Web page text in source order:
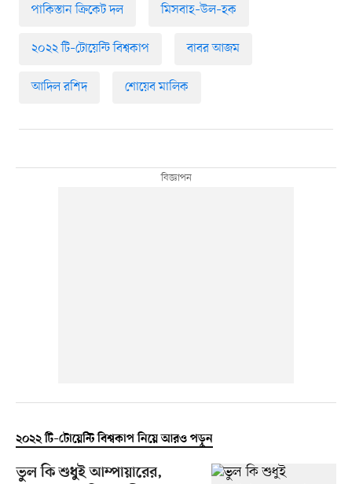
পাকিস্তান ক্রিকেট দল মিসবাহ–উল–হক
২০২২ টি–টোয়েন্টি বিশ্বকাপ বাবর আজম
আদিল রশিদ শোয়েব মালিক
২০২২ টি–টোয়েন্টি বিশ্বকাপ নিয়ে আরও পড়ুন
ভুল কি শুধুই আম্পায়ারের,